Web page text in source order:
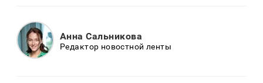
Анна Сальникова
Редактор новостной ленты